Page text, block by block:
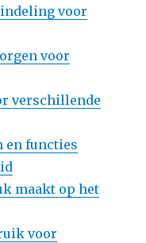
voor
voor
verschillende
en functies
maakt op het
voor